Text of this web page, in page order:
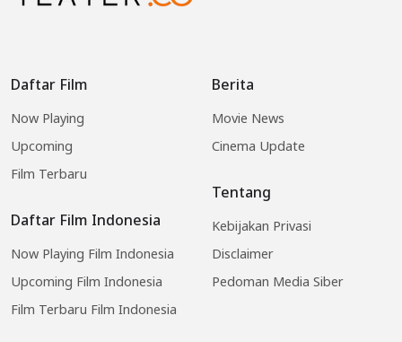
Daftar Film
Now Playing
Upcoming
Film Terbaru
Daftar Film Indonesia
Now Playing Film Indonesia
Upcoming Film Indonesia
Film Terbaru Film Indonesia
Berita
Movie News
Cinema Update
Tentang
Kebijakan Privasi
Disclaimer
Pedoman Media Siber